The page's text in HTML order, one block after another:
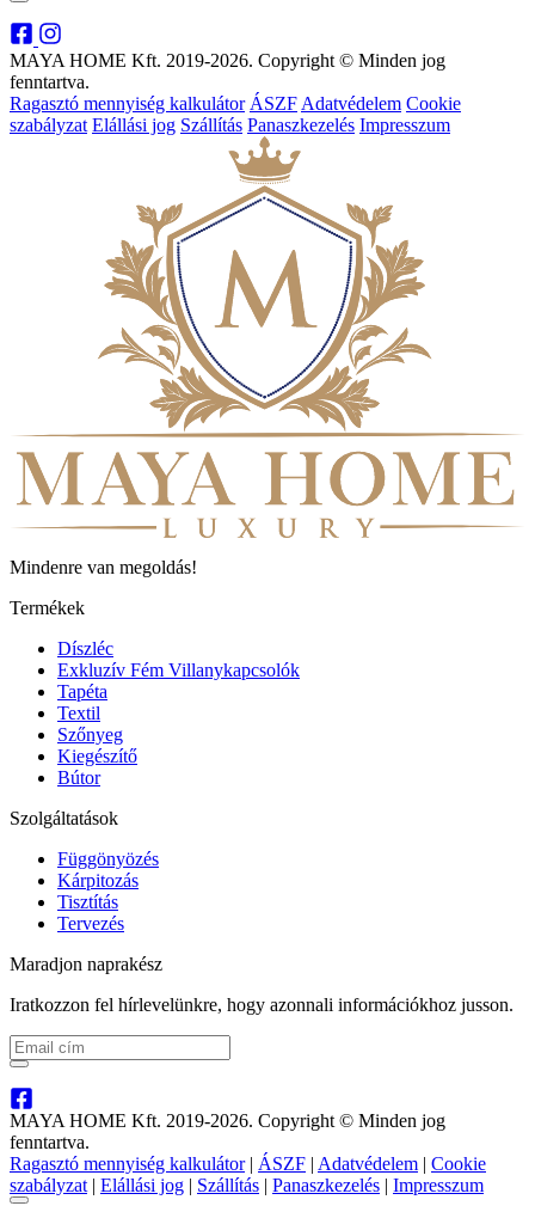
MAYA HOME Kft. 2019-2026. Copyright © Minden jog
fenntartva.
Ragasztó mennyiség kalkulátor ÁSZF Adatvédelem Cookie
szabályzat Elállási jog Szállítás Panaszkezelés Impresszum
Mindenre van megoldás!
Termékek
Díszléc
Exkluzív Fém Villanykapcsolók
Tapéta
Textil
Szőnyeg
Kiegészítő
Bútor
Szolgáltatások
Függönyözés
Kárpitozás
Tisztítás
Tervezés
Maradjon naprakész
Iratkozzon fel hírlevelünkre, hogy azonnali információkhoz jusson.
MAYA HOME Kft. 2019-2026. Copyright © Minden jog
fenntartva.
Ragasztó mennyiség kalkulátor | ÁSZF | Adatvédelem | Cookie
szabályzat | Elállási jog | Szállítás | Panaszkezelés | Impresszum